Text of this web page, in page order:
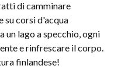
di camminare
su corsi d'acqua
un lago a specchio, ogni
e rinfrescare il corpo.
finlandese!